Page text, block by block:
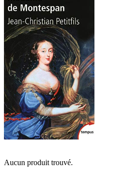
Aucun produit trouvé.